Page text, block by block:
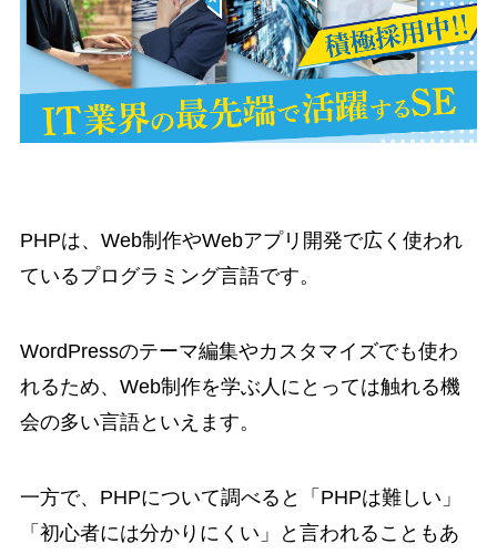
PHPは、Web制作やWebアプリ開発で広く使われ
ているプログラミング言語です。
WordPressのテーマ編集やカスタマイズでも使わ
れるため、Web制作を学ぶ人にとっては触れる機
会の多い言語といえます。
一方で、PHPについて調べると「PHPは難しい」
「初心者には分かりにくい」と言われることもあ